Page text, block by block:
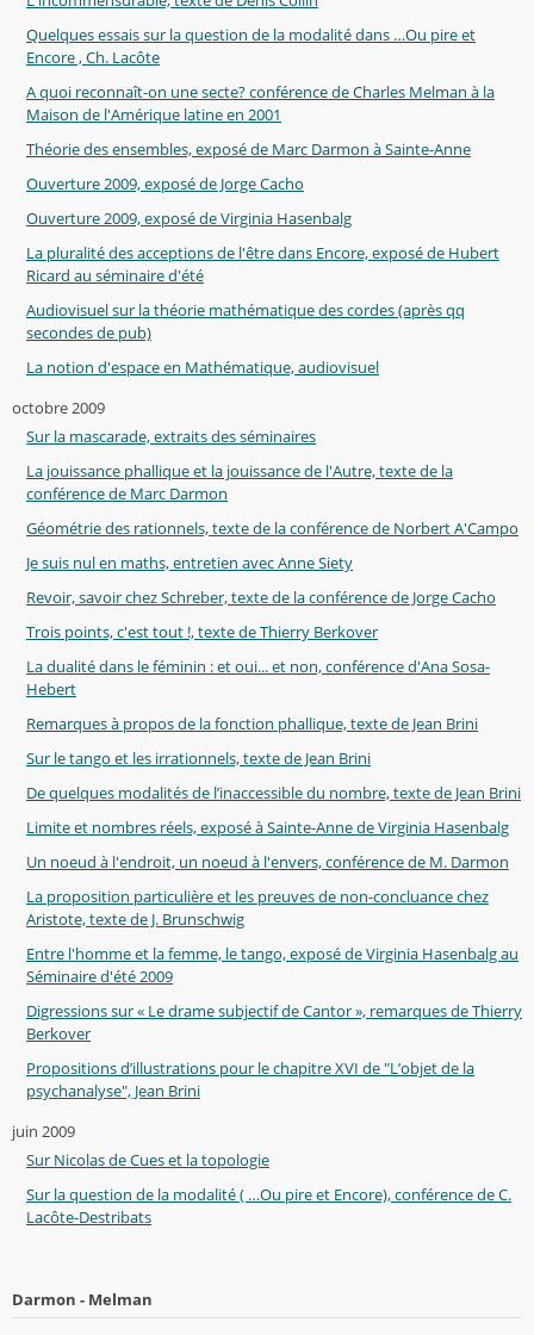
Quelques essais sur la question de la modalité dans …Ou pire et
Encore , Ch. Lacôte
A quoi reconnaît-on une secte? conférence de Charles Melman à la
Maison de l'Amérique latine en 2001
Théorie des ensembles, exposé de Marc Darmon à Sainte-Anne
Ouverture 2009, exposé de Jorge Cacho
Ouverture 2009, exposé de Virginia Hasenbalg
La pluralité des acceptions de l'être dans Encore, exposé de Hubert
Ricard au séminaire d'été
Audiovisuel sur la théorie mathématique des cordes (après qq
secondes de pub)
La notion d'espace en Mathématique, audiovisuel
octobre 2009
Sur la mascarade, extraits des séminaires
La jouissance phallique et la jouissance de l'Autre, texte de la
conférence de Marc Darmon
Géométrie des rationnels, texte de la conférence de Norbert A'Campo
Je suis nul en maths, entretien avec Anne Siety
Revoir, savoir chez Schreber, texte de la conférence de Jorge Cacho
Trois points, c'est tout !, texte de Thierry Berkover
La dualité dans le féminin : et oui... et non, conférence d'Ana Sosa-
Hebert
Remarques à propos de la fonction phallique, texte de Jean Brini
Sur le tango et les irrationnels, texte de Jean Brini
De quelques modalités de l’inaccessible du nombre, texte de Jean Brini
Limite et nombres réels, exposé à Sainte-Anne de Virginia Hasenbalg
Un noeud à l'endroit, un noeud à l'envers, conférence de M. Darmon
La proposition particulière et les preuves de non-concluance chez
Aristote, texte de J. Brunschwig
Entre l'homme et la femme, le tango, exposé de Virginia Hasenbalg au
Séminaire d'été 2009
Digressions sur « Le drame subjectif de Cantor », remarques de Thierry
Berkover
Propositions d’illustrations pour le chapitre XVI de "L’objet de la
psychanalyse", Jean Brini
juin 2009
Sur Nicolas de Cues et la topologie
Sur la question de la modalité ( …Ou pire et Encore), conférence de C.
Lacôte-Destribats
Darmon - Melman